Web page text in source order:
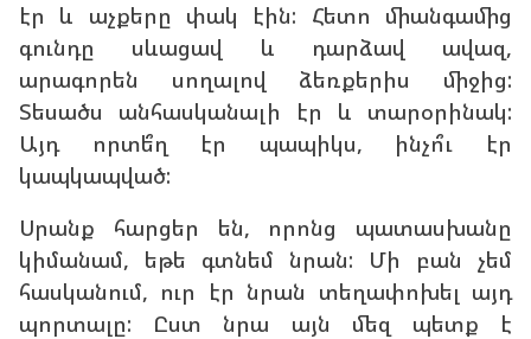
էր և աչքերը փակ էին: Հետո միանգամից
գունդը սևացավ և դարձավ ավազ,
արագորեն սողալով ձեռքերիս միջից:
Տեսածս անհասկանալի էր և տարօրինակ:
Այդ որտե՞ղ էր պապիկս, ինչո՞ւ էր
կապկապված:
Սրանք հարցեր են, որոնց պատասխանը
կիմանամ, եթե գտնեմ նրան: Մի բան չեմ
հասկանում, ուր էր նրան տեղափոխել այդ
պորտալը: Ըստ նրա այն մեզ պետք է